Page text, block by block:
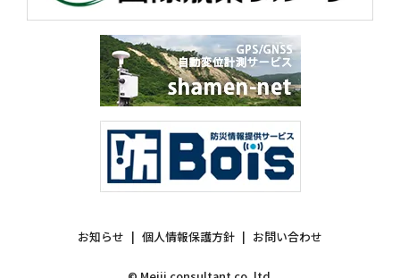
お知らせ 個人情報保護方針 お問い合わせ